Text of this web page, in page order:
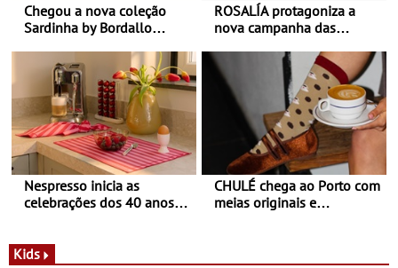
Chegou a nova coleção
Sardinha by Bordallo
ROSALÍA protagoniza a
nova campanha das
Balance
Nespresso inicia as
celebrações dos 40 anos
Novas - Edição limitada
CHULÉ chega ao Porto com
meias originais e
Kids